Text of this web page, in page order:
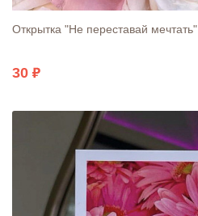
Открытка "Не переставай мечтать"
30